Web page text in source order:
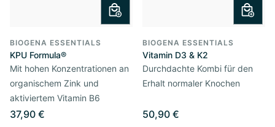
BIOGENA ESSENTIALS
KPU Formula®
Mit hohen Konzentrationen an
organischem Zink und
aktiviertem Vitamin B6
37,90 €
BIOGENA ESSENTIALS
Vitamin D3 & K2
Durchdachte Kombi für den
Erhalt normaler Knochen
50,90 €